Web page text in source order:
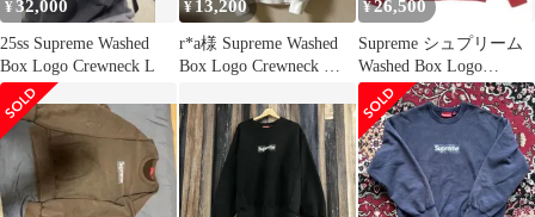
¥32,000
25ss Supreme Washed
Box Logo Crewneck L
¥13,200
r*a様 Supreme Washed
Box Logo Crewneck ホ
¥26,500
Supreme シュプリーム
Washed Box Logo
Crewneck